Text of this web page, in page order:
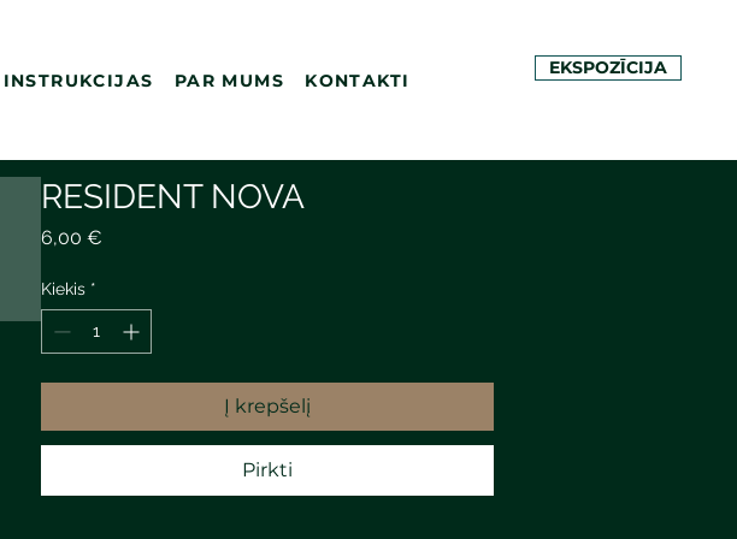
INSTRUKCIJAS PAR MUMS KONTAKTI
EKSPOZĪCIJA
RESIDENT NOVA
6,00 €
Kiekis *
Į krepšelį
Pirkti